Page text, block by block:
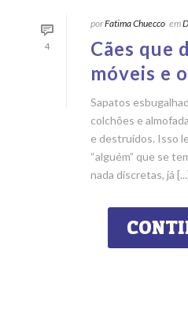
4
porFatima Chuecco em
Cães que
móveis e
Sapatos
colchões e
e destruídos. Isso
“alguém” que se
nada discretas, já